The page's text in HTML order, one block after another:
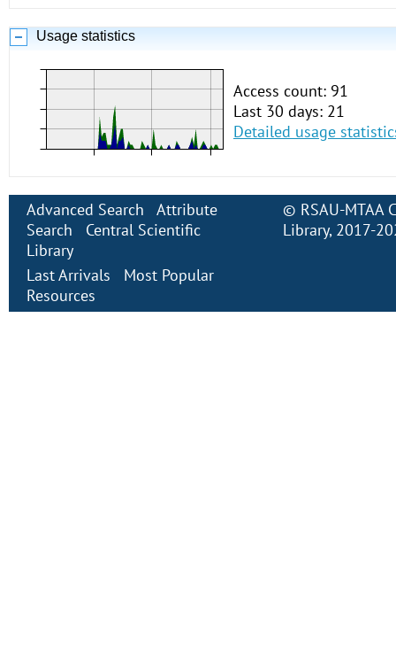
Usage statistics
Access count: 91
Last 30 days: 21
Detailed usage
Advanced Search
Attribute
Search
Central Scientific
Library
Last Arrivals
Most Popular
Resources
© RSAU-MTAA
Library, 2017-